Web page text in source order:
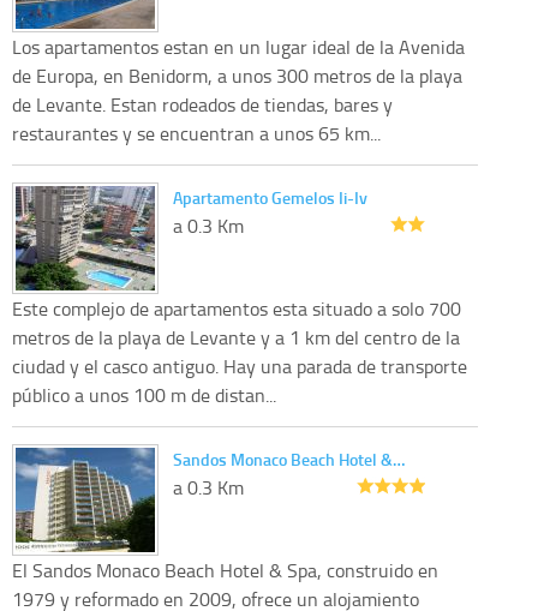
Los apartamentos estan en un lugar ideal de la Avenida
de Europa, en Benidorm, a unos 300 metros de la playa
de Levante. Estan rodeados de tiendas, bares y
restaurantes y se encuentran a unos 65 km...
Apartamento Gemelos Ii-Iv
a 0.3 Km
Este complejo de apartamentos esta situado a solo 700
metros de la playa de Levante y a 1 km del centro de la
ciudad y el casco antiguo. Hay una parada de transporte
público a unos 100 m de distan...
Sandos Monaco Beach Hotel &…
a 0.3 Km
El Sandos Monaco Beach Hotel & Spa, construido en
1979 y reformado en 2009, ofrece un alojamiento